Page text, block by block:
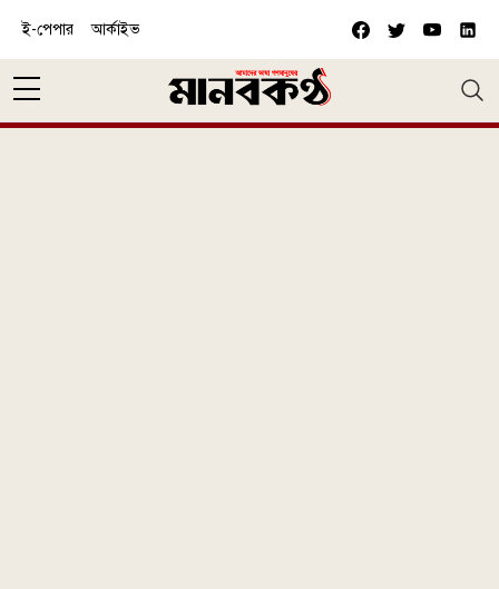
ই-পেপার আর্কাইভ